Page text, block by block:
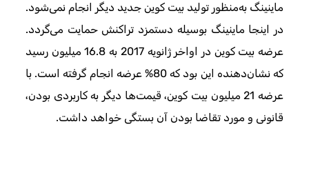
ماینینگ‌ به‌منظور تولید بیت کوین جدید دیگر انجام نمی‌شود.
در اینجا ماینینگ بوسیله دستمزد تراکنش حمایت می‌گردد.
عرضه بیت کوین در اواخر ژانویه 2017 به 16.8 میلیون رسید
که نشان‌دهنده این بود که 80% عرضه انجام گرفته است. با
عرضه 21 میلیون بیت کوین، قیمت‌ها دیگر به کاربردی بودن،
قانونی و مورد تقاضا بودن آن بستگی خواهد داشت.